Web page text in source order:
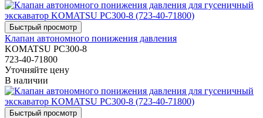
Клапан автономного понижения давления
KOMATSU PC300-8
723-40-71800
Уточняйте цену
В наличии